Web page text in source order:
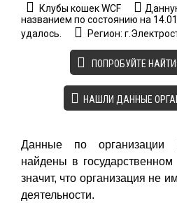
Клубы кошек WCF
названием по состоянию на
удалось.
Регион:
ПОПРОБУЙТЕ
НАШЛИ ДАННЫЕ
Данные по
найдены в
значит, что организация не
деятельности.